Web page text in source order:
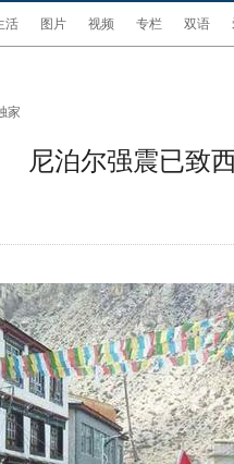
活 图片 视频 专栏 双语
家
尼泊尔强震已致